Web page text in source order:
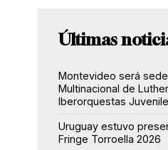
Últimas
Montevideo será
Multinacional de
Iberorquestas
Uruguay estuvo
Fringe Torroella 2026